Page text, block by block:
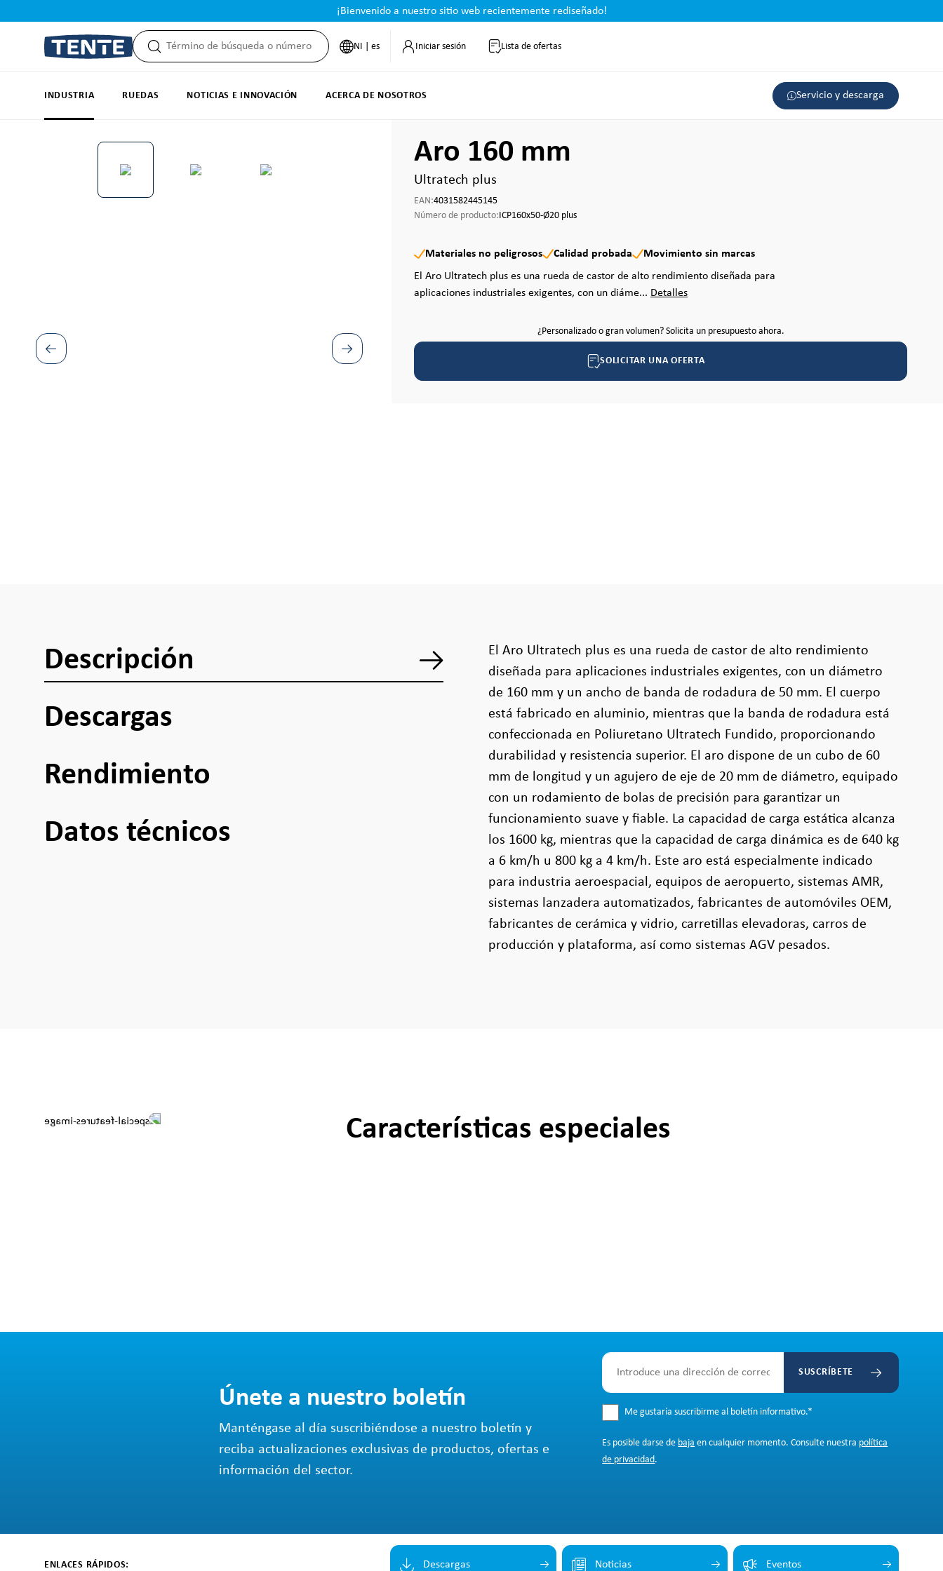
¡Bienvenido a nuestro sitio web recientemente rediseñado!
NI | es Iniciar sesión Lista de ofertas
INDUSTRIA RUEDAS NOTICIAS E INNOVACIÓN ACERCA DE NOSOTROS Servicio y descarga
Omitir galería de imágenes Aro 160 mm
Ultratech plus
EAN:4031582445145
Número de producto:ICP160x50-Ø20 plus
Materiales no peligrosos Calidad probada
Movimiento sin marcas
El Aro Ultratech plus es una rueda de castor de alto rendimiento diseñada para
aplicaciones industriales exigentes, con un diáme... Detalles
¿Personalizado o gran volumen? Solicita un presupuesto ahora.
SOLICITAR UNA OFERTA
Descripción
Descargas
Rendimiento
Datos técnicos
El Aro Ultratech plus es una rueda de castor de alto rendimiento
diseñada para aplicaciones industriales exigentes, con un diámetro
de 160 mm y un ancho de banda de rodadura de 50 mm. El cuerpo
está fabricado en aluminio, mientras que la banda de rodadura está
confeccionada en Poliuretano Ultratech Fundido, proporcionando
durabilidad y resistencia superior. El aro dispone de un cubo de 60
mm de longitud y un agujero de eje de 20 mm de diámetro, equipado
con un rodamiento de bolas de precisión para garantizar un
funcionamiento suave y fiable. La capacidad de carga estática alcanza
los 1600 kg, mientras que la capacidad de carga dinámica es de 640 kg
a 6 km/h u 800 kg a 4 km/h. Este aro está especialmente indicado
para industria aeroespacial, equipos de aeropuerto, sistemas AMR,
sistemas lanzadera automatizados, fabricantes de automóviles OEM,
fabricantes de cerámica y vidrio, carretillas elevadoras, carros de
producción y plataforma, así como sistemas AGV pesados.
Características especiales
Únete a nuestro boletín
Manténgase al día suscribiéndose a nuestro boletín y
reciba actualizaciones exclusivas de productos, ofertas e
información del sector.
SUSCRÍBETE
Me gustaría suscribirme al boletín informativo.*
Es posible darse de baja en cualquier momento. Consulte nuestra política
de privacidad.
ENLACES RÁPIDOS: Descargas Noticias Eventos